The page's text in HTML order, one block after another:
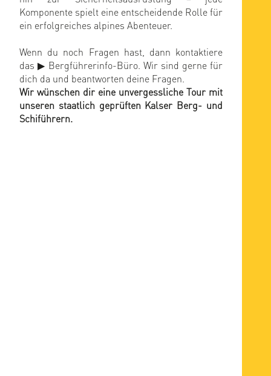
Komponente spielt eine entscheidende Rolle für
ein erfolgreiches alpines Abenteuer.
Wenn du noch Fragen hast, dann kontaktiere
das ▶ Bergführerinfo-Büro. Wir sind gerne für
dich da und beantworten deine Fragen.
Wir wünschen dir eine unvergessliche Tour mit
unseren staatlich geprüften Kalser Berg- und
Schiführern.